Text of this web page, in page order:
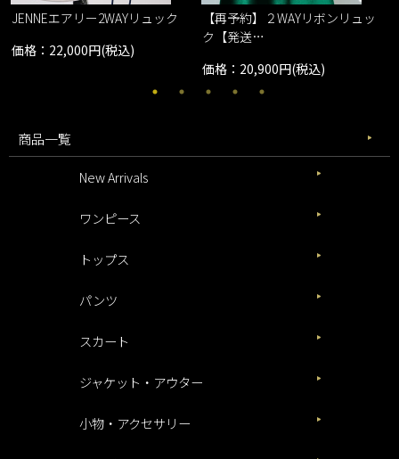
JENNEエアリー2WAYリュック
価格：22,000円(税込)
【再予約】２WAYリボンリュッ
ク【発送…
価格：20,900円(税込)
商品一覧
New Arrivals
ワンピース
トップス
パンツ
スカート
ジャケット・アウター
小物・アクセサリー